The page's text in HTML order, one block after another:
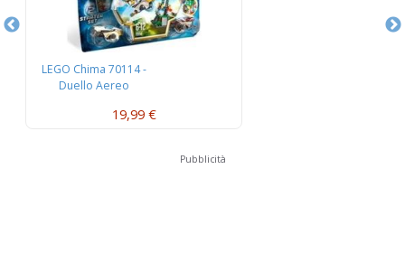
LEGO Chima 70114 -
Duello Aereo
19,99 €
Pubblicità